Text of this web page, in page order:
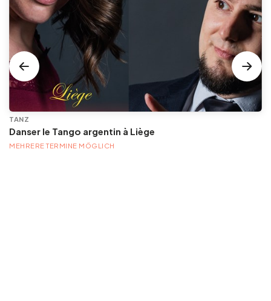
TANZ
Danser le Tango argentin à Liège
MEHRERE TERMINE MÖGLICH